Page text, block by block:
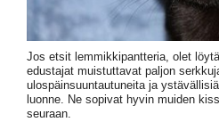
Jos etsit lemmikkipantteria, olet
edustajat muistuttavat paljon
ulospäinsuuntautuneita ja
luonne. Ne sopivat hyvin muiden
seuraan.